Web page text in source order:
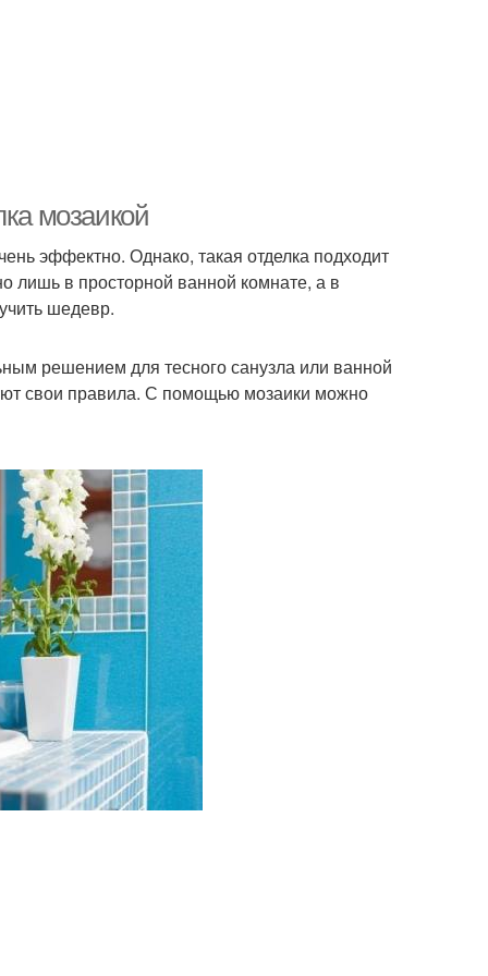
мозаикой
эффектно. Однако, такая отделка подходит
в просторной ванной комнате, а в
шедевр.
решением для тесного санузла или ванной
свои правила. С помощью мозаики можно